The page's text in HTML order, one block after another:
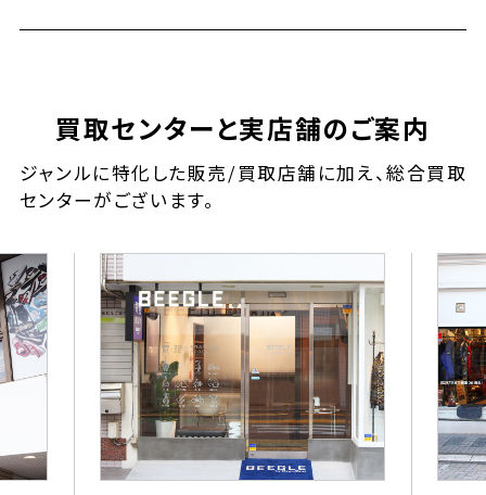
買取センターと実店舗のご案内
ジャンルに特化した販売/買取店舗に加え、総合買取
センターがございます。